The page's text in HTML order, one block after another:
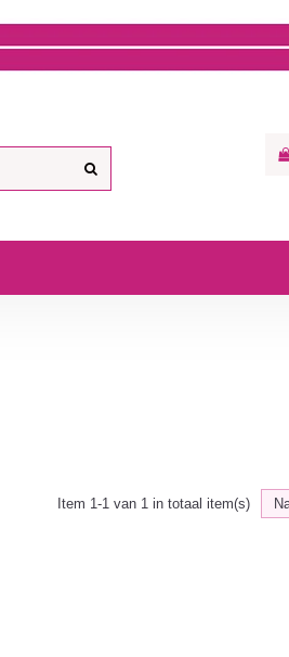
Item 1-1 van 1 in totaal item(s)